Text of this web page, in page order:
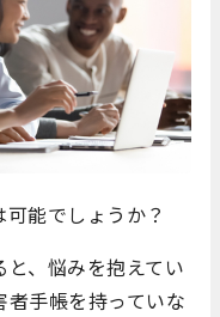
能でしょうか？
、悩みを抱えてい
手帳を持っていな